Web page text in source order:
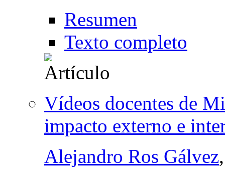
Resumen
Texto completo
Vídeos docentes de
impacto externo e
Alejandro Ros Gálvez